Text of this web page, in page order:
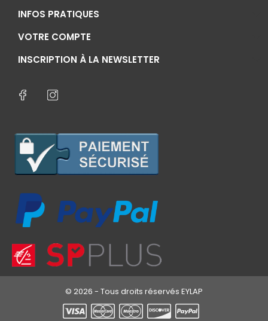
INFOS PRATIQUES
VOTRE COMPTE
INSCRIPTION À LA NEWSLETTER
© 2026 - Tous droits réservés EYLAP